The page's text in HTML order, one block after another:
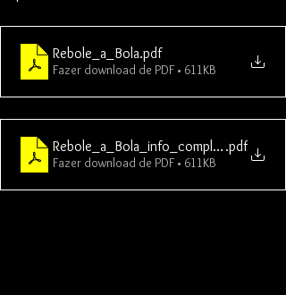
Rebole_a_Bola.pdf
Fazer download de PDF • 611KB
Rebole_a_Bola_info_complementar
.pdf
Fazer download de PDF • 611KB